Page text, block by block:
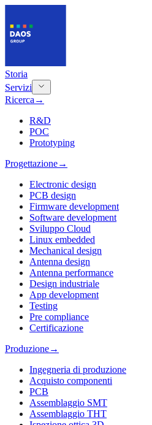
Storia
Servizi
Ricerca →
R&D
POC
Prototyping
Progettazione→
Electronic design
PCB design
Firmware development
Software development
Sviluppo Cloud
Linux embedded
Mechanical design
Antenna design
Antenna performance
Design industriale
App development
Testing
Pre compliance
Certificazione
Produzione→
Ingegneria di produzione
Acquisto componenti
PCB
Assemblaggio SMT
Assemblaggio THT